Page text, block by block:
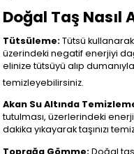
Doğal Taş Nasıl
Tütsüleme:Tütsü
üzerindeki negatif enerjiyi
elinize tütsüyü alıp
temizleyebilirsiniz.
Akan Su Altında
tutulması, üzerlerindeki
dakika yıkayarak taşınızı
Toprağa Gömme:Doğal